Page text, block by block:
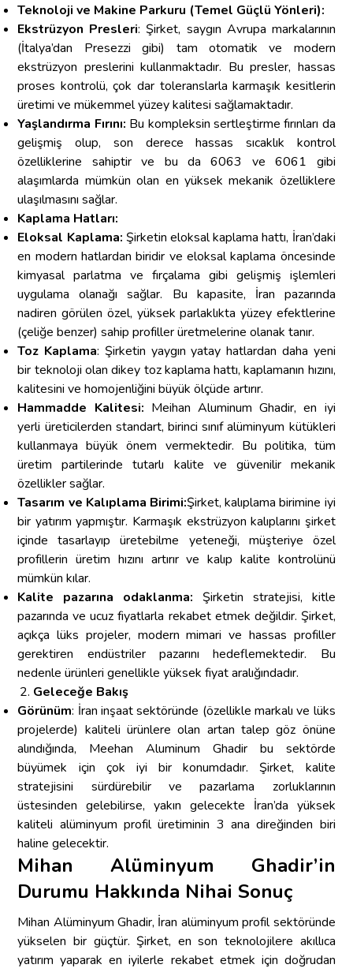
Teknoloji ve Makine Parkuru (Temel Güçlü Yönleri):
Ekstrüzyon Presleri: Şirket, saygın Avrupa markalarının
(İtalya’dan Presezzi gibi) tam otomatik ve modern
ekstrüzyon preslerini kullanmaktadır. Bu presler, hassas
proses kontrolü, çok dar toleranslarla karmaşık kesitlerin
üretimi ve mükemmel yüzey kalitesi sağlamaktadır.
Yaşlandırma Fırını: Bu kompleksin sertleştirme fırınları da
gelişmiş olup, son derece hassas sıcaklık kontrol
özelliklerine sahiptir ve bu da 6063 ve 6061 gibi
alaşımlarda mümkün olan en yüksek mekanik özelliklere
ulaşılmasını sağlar.
Kaplama Hatları:
Eloksal Kaplama: Şirketin eloksal kaplama hattı, İran’daki
en modern hatlardan biridir ve eloksal kaplama öncesinde
kimyasal parlatma ve fırçalama gibi gelişmiş işlemleri
uygulama olanağı sağlar. Bu kapasite, İran pazarında
nadiren görülen özel, yüksek parlaklıkta yüzey efektlerine
(çeliğe benzer) sahip profiller üretmelerine olanak tanır.
Toz Kaplama: Şirketin yaygın yatay hatlardan daha yeni
bir teknoloji olan dikey toz kaplama hattı, kaplamanın hızını,
kalitesini ve homojenliğini büyük ölçüde artırır.
Hammadde Kalitesi: Meihan Aluminum Ghadir, en iyi
yerli üreticilerden standart, birinci sınıf alüminyum kütükleri
kullanmaya büyük önem vermektedir. Bu politika, tüm
üretim partilerinde tutarlı kalite ve güvenilir mekanik
özellikler sağlar.
Tasarım ve Kalıplama Birimi:Şirket, kalıplama birimine iyi
bir yatırım yapmıştır. Karmaşık ekstrüzyon kalıplarını şirket
içinde tasarlayıp üretebilme yeteneği, müşteriye özel
profillerin üretim hızını artırır ve kalıp kalite kontrolünü
mümkün kılar.
Kalite pazarına odaklanma: Şirketin stratejisi, kitle
pazarında ve ucuz fiyatlarla rekabet etmek değildir. Şirket,
açıkça lüks projeler, modern mimari ve hassas profiller
gerektiren endüstriler pazarını hedeflemektedir. Bu
nedenle ürünleri genellikle yüksek fiyat aralığındadır.
Geleceğe Bakış
Görünüm: İran inşaat sektöründe (özellikle markalı ve lüks
projelerde) kaliteli ürünlere olan artan talep göz önüne
alındığında, Meehan Aluminum Ghadir bu sektörde
büyümek için çok iyi bir konumdadır. Şirket, kalite
stratejisini sürdürebilir ve pazarlama zorluklarının
üstesinden gelebilirse, yakın gelecekte İran’da yüksek
kaliteli alüminyum profil üretiminin 3 ana direğinden biri
haline gelecektir.
Mihan Alüminyum Ghadir’in
Durumu Hakkında Nihai Sonuç
Mihan Alüminyum Ghadir, İran alüminyum profil sektöründe
yükselen bir güçtür. Şirket, en son teknolojilere akıllıca
yatırım yaparak en iyilerle rekabet etmek için doğrudan